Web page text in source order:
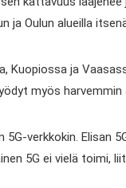
ja Oulun alueilla
ja
myös harvemmin
verkkokin.
5G ei vielä toimi,